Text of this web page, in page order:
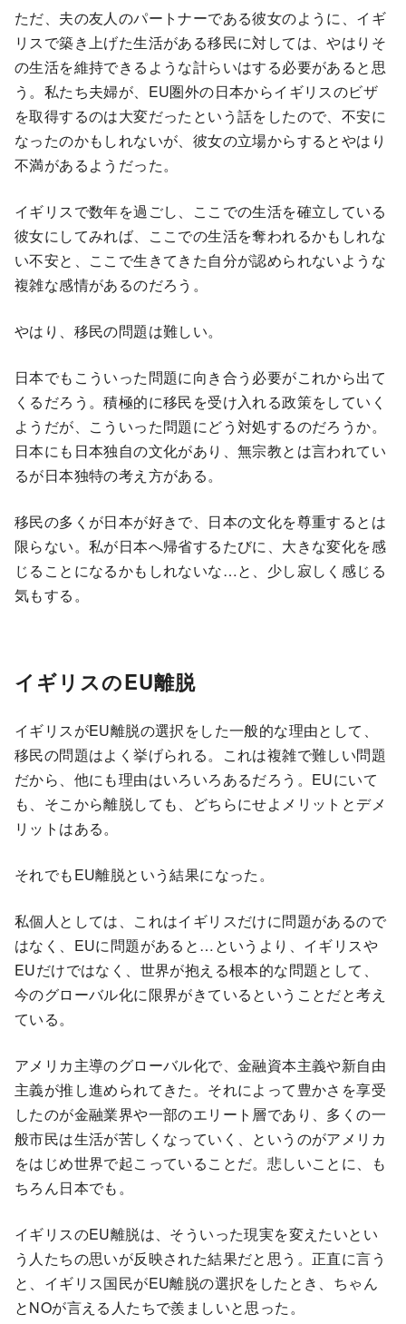
ただ、夫の友人のパートナーである彼女のように、イギ
リスで築き上げた生活がある移民に対しては、やはりそ
の生活を維持できるような計らいはする必要があると思
う。私たち夫婦が、EU圏外の日本からイギリスのビザ
を取得するのは大変だったという話をしたので、不安に
なったのかもしれないが、彼女の立場からするとやはり
不満があるようだった。
イギリスで数年を過ごし、ここでの生活を確立している
彼女にしてみれば、ここでの生活を奪われるかもしれな
い不安と、ここで生きてきた自分が認められないような
複雑な感情があるのだろう。
やはり、移民の問題は難しい。
日本でもこういった問題に向き合う必要がこれから出て
くるだろう。積極的に移民を受け入れる政策をしていく
ようだが、こういった問題にどう対処するのだろうか。
日本にも日本独自の文化があり、無宗教とは言われてい
るが日本独特の考え方がある。
移民の多くが日本が好きで、日本の文化を尊重するとは
限らない。私が日本へ帰省するたびに、大きな変化を感
じることになるかもしれないな…と、少し寂しく感じる
気もする。
イギリスのEU離脱
イギリスがEU離脱の選択をした一般的な理由として、
移民の問題はよく挙げられる。これは複雑で難しい問題
だから、他にも理由はいろいろあるだろう。EUにいて
も、そこから離脱しても、どちらにせよメリットとデメ
リットはある。
それでもEU離脱という結果になった。
私個人としては、これはイギリスだけに問題があるので
はなく、EUに問題があると…というより、イギリスや
EUだけではなく、世界が抱える根本的な問題として、
今のグローバル化に限界がきているということだと考え
ている。
アメリカ主導のグローバル化で、金融資本主義や新自由
主義が推し進められてきた。それによって豊かさを享受
したのが金融業界や一部のエリート層であり、多くの一
般市民は生活が苦しくなっていく、というのがアメリカ
をはじめ世界で起こっていることだ。悲しいことに、も
ちろん日本でも。
イギリスのEU離脱は、そういった現実を変えたいとい
う人たちの思いが反映された結果だと思う。正直に言う
と、イギリス国民がEU離脱の選択をしたとき、ちゃん
とNOが言える人たちで羨ましいと思った。